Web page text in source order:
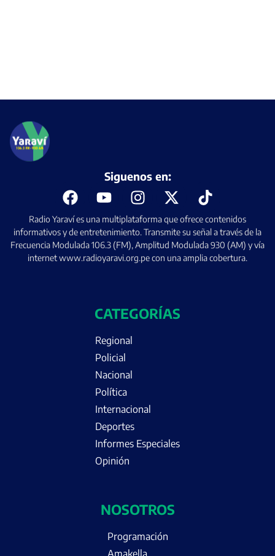
Radio Yaraví es una multiplataforma que ofrece contenidos
informativos y de entretenimiento. Transmite su señal a través de la
Frecuencia Modulada 106.3 (FM), Amplitud Modulada 930 (AM) y vía
internet www.radioyaravi.org.pe con una amplia cobertura.
Siguenos en:
CATEGORÍAS
Regional
Policial
Nacional
Política
Internacional
Deportes
Informes Especiales
Opinión
NOSOTROS
Programación
Amakella